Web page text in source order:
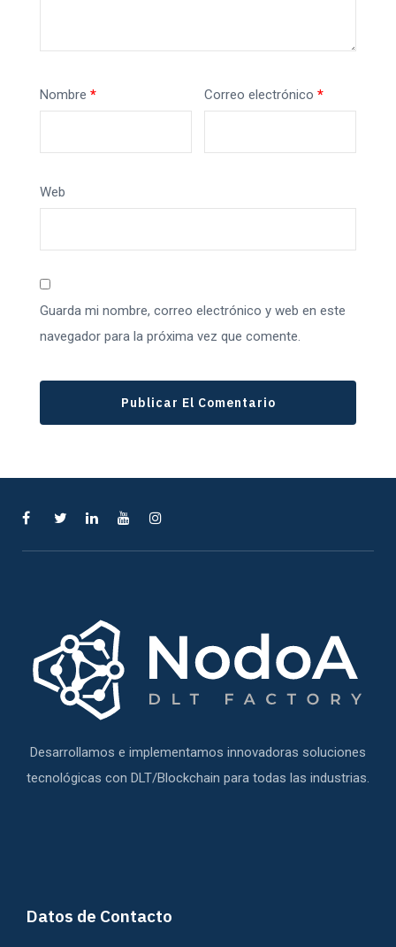
Nombre * Correo electrónico*
Web
Guarda mi nombre, correo electrónico y web en este
navegador para la próxima vez que comente.
Desarrollamos e implementamos innovadoras soluciones
tecnológicas con DLT/Blockchain para todas las industrias.
Datos de Contacto